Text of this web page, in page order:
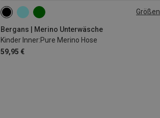
Größen
Bergans | Merino Unterwäsche
Kinder Inner:Pure Merino Hose
59,95 €
128 140